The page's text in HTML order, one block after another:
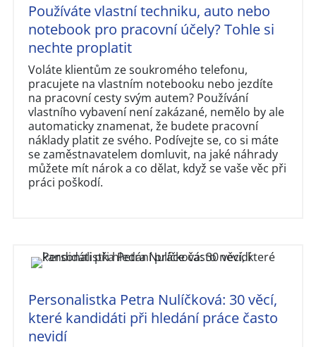
Používáte vlastní techniku, auto nebo
notebook pro pracovní účely? Tohle si
nechte proplatit
Voláte klientům ze soukromého telefonu,
pracujete na vlastním notebooku nebo jezdíte
na pracovní cesty svým autem? Používání
vlastního vybavení není zakázané, nemělo by ale
automaticky znamenat, že budete pracovní
náklady platit ze svého. Podívejte se, co si máte
se zaměstnavatelem domluvit, na jaké náhrady
můžete mít nárok a co dělat, když se vaše věc při
práci poškodí.
Personalistka Petra Nulíčková: 30 věcí,
které kandidáti při hledání práce často
nevidí